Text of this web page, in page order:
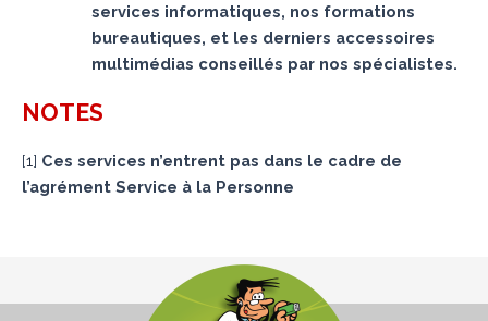
services informatiques, nos formations
bureautiques, et les derniers accessoires
multimédias conseillés par nos spécialistes.
NOTES
[1] Ces services n’entrent pas dans le cadre de
l’agrément Service à la Personne